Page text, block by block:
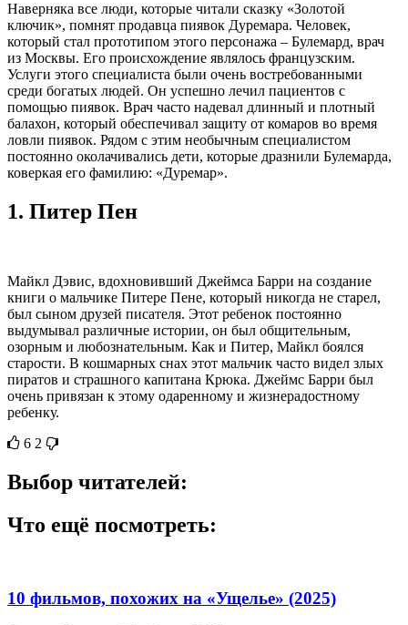
Наверняка все люди, которые читали сказку «Золотой
ключик», помнят продавца пиявок Дуремара. Человек,
который стал прототипом этого персонажа – Булемард, врач
из Москвы. Его происхождение являлось французским.
Услуги этого специалиста были очень востребованными
среди богатых людей. Он успешно лечил пациентов с
помощью пиявок. Врач часто надевал длинный и плотный
балахон, который обеспечивал защиту от комаров во время
ловли пиявок. Рядом с этим необычным специалистом
постоянно околачивались дети, которые дразнили Булемарда,
коверкая его фамилию: «Дуремар».
1. Питер Пен
Майкл Дэвис, вдохновивший Джеймса Барри на создание
книги о мальчике Питере Пене, который никогда не старел,
был сыном друзей писателя. Этот ребенок постоянно
выдумывал различные истории, он был общительным,
озорным и любознательным. Как и Питер, Майкл боялся
старости. В кошмарных снах этот мальчик часто видел злых
пиратов и страшного капитана Крюка. Джеймс Барри был
очень привязан к этому одаренному и жизнерадостному
ребенку.
6 2
Выбор читателей:
Что ещё посмотреть:
10 фильмов, похожих на «Ущелье» (2025)